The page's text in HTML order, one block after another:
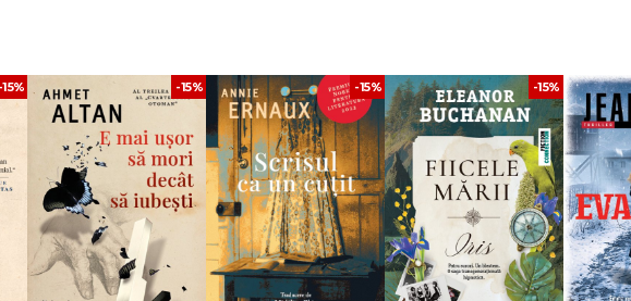
și tainele universului nostru.
color, desene și explicații amănunțite, care ne ajută să înțelegem până și
american, cercetător asociat în cadrul Departamentului de Astrofizică al Muzeului
Hayden. De asemenea, este gazda emisiunii TV Star Talk și autorul a numeroase
Astrofizica pentru cei grăbiți(Editura Trei, 2017). Locuiește în New York.
al serieiJack și Geniile(la Editura Pandora M au apărut primele două volume ale seriei,
În adâncurile mării albastre).
-15% -15% -15% -15%